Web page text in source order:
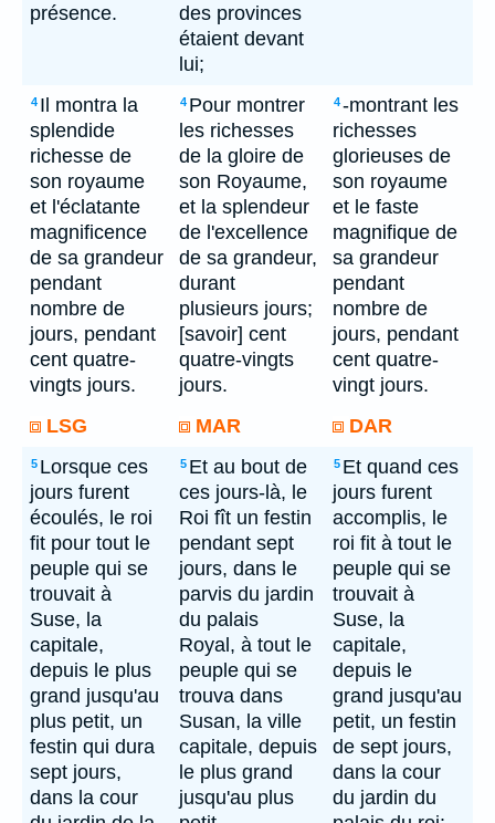
présence.
des provinces
étaient devant
lui;
4 Il montra la
splendide
richesse de
son royaume
et l'éclatante
magnificence
de sa grandeur
pendant
nombre de
jours, pendant
cent quatre-
vingts jours.
4 Pour montrer
les richesses
de la gloire de
son Royaume,
et la splendeur
de l'excellence
de sa grandeur,
durant
plusieurs jours;
[savoir] cent
quatre-vingts
jours.
4-montrant les
richesses
glorieuses de
son royaume
et le faste
magnifique de
sa grandeur
pendant
nombre de
jours, pendant
cent quatre-
vingt jours.
LSG
MAR DAR
5 Lorsque ces
jours furent
écoulés, le roi
fit pour tout le
peuple qui se
trouvait à
Suse, la
capitale,
depuis le plus
grand jusqu'au
plus petit, un
festin qui dura
sept jours,
dans la cour
5 Et au bout de
ces jours-là, le
Roi fît un festin
pendant sept
jours, dans le
parvis du jardin
du palais
Royal, à tout le
peuple qui se
trouva dans
Susan, la ville
capitale, depuis
le plus grand
jusqu'au plus
5 Et quand ces
jours furent
accomplis, le
roi fit à tout le
peuple qui se
trouvait à
Suse, la
capitale,
depuis le
grand jusqu'au
petit, un festin
de sept jours,
dans la cour
du jardin du